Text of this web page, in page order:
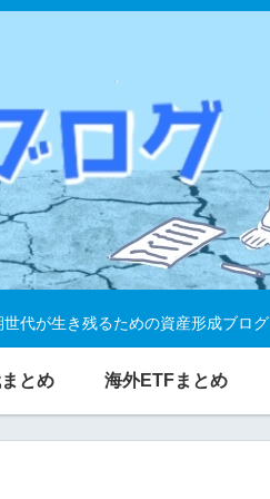
代が生き残るための資産形成ブログ
とめ 海外ETFまとめ